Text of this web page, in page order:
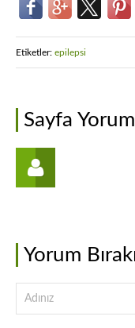
Etiketler: epilepsi
Sayfa
Yorum